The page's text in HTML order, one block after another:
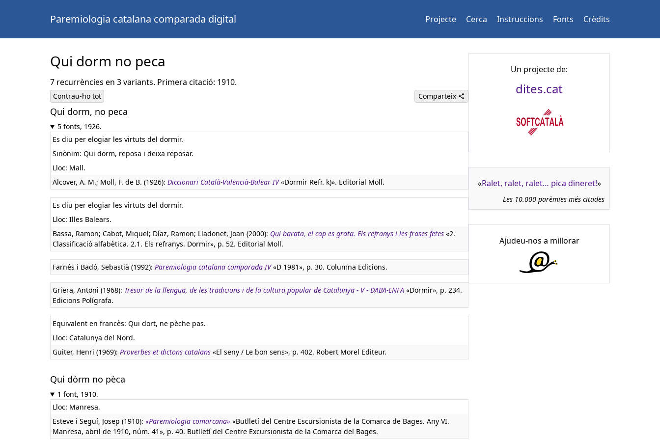
Paremiologia catalana comparada digital Projecte Cerca Instruccions Fonts Crèdits
Qui dorm no peca
7 recurrències en 3 variants. Primera citació: 1910.
Contrau-ho tot Comparteix
Qui dorm, no peca
5 fonts, 1926.
Es diu per elogiar les virtuts del dormir.
Sinònim: Qui dorm, reposa i deixa reposar.
Lloc: Mall.
Alcover, A. M.; Moll, F. de B. (1926): Diccionari Català-Valencià-Balear IV«Dormir Refr. k)». Editorial Moll.
Es diu per elogiar les virtuts del dormir.
Lloc: Illes Balears.
Bassa, Ramon; Cabot, Miquel; Díaz, Ramon; Lladonet, Joan (2000): Qui barata, el cap es grata. Els refranys i les frases fetes «2.
Classificació alfabètica. 2.1. Els refranys. Dormir», p. 52. Editorial Moll.
Farnés i Badó, Sebastià (1992): Paremiologia catalana comparada IV«D 1981», p. 30. Columna Edicions.
Griera, Antoni (1968): Tresor de la llengua, de les tradicions i de la cultura popular de Catalunya - V - DABA-ENFA «Dormir», p. 234.
Edicions Polígrafa.
Equivalent en francès: Qui dort, ne pèche pas.
Lloc: Catalunya del Nord.
Guiter, Henri (1969): Proverbes et dictons catalans «El seny / Le bon sens», p. 402. Robert Morel Editeur.
Qui dòrm no pèca
1 font, 1910.
Lloc: Manresa.
Esteve i Seguí, Josep (1910): «Paremiologia comarcana» «Butlletí del Centre Escursionista de la Comarca de Bages. Any VI.
Manresa, abril de 1910, núm. 41», p. 40. Butlletí del Centre Excursionista de la Comarca del Bages.
Un projecte de:
dites.cat
«Ralet, ralet, ralet… pica dineret!»
Les 10.000 parèmies més citades
Ajudeu-nos a millorar